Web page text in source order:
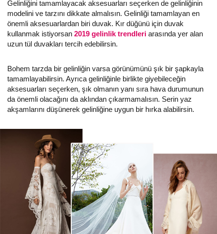
Gelinliğini tamamlayacak aksesuarları seçerken de gelinliğinin
modelini ve tarzını dikkate almalısın. Gelinliği tamamlayan en
önemli aksesuarlardan biri duvak. Kır düğünü için duvak
kullanmak istiyorsan 2019 gelinlik trendleri arasında yer alan
uzun tül duvakları tercih edebilirsin.
Bohem tarzda bir gelinliğin varsa görünümünü şık bir şapkayla
tamamlayabilirsin. Ayrıca gelinliğinle birlikte giyebileceğin
aksesuarları seçerken, şık olmanın yanı sıra hava durumunun
da önemli olacağını da aklından çıkarmamalısın. Serin yaz
akşamlarını düşünerek gelinliğine uygun bir hırka alabilirsin.